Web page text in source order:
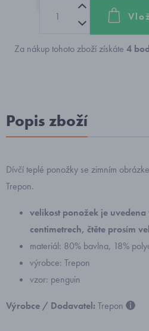
Za nákup tohoto zboží získáte 4
Popis zboží
Dívčí teplé ponožky se zimním
Trepon.
velikost ponožek je
centimetrech, čtěte prosím
materiál: 80% bavlna, 18%
výrobce: Trepon
vzor: penguin
Výrobce / Dodavatel: Trepon